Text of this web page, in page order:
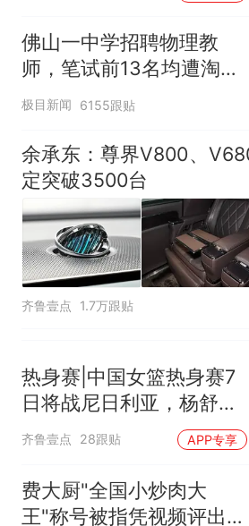
佛山一中学招聘物理教
师，笔试前13名均遭淘
汰？教育局：已叫停招
聘，成立调查组全面核查
极目新闻 6155跟贴
余承东：尊界V800、
定突破3500台
齐鲁壹点 1.7万跟贴
热身赛|中国女篮热身赛7
日将战尼日利亚，杨舒予
有望出战
齐鲁壹点 28跟贴 APP专享
费大厨"全国小炒肉大
王"称号被指凭视频评出